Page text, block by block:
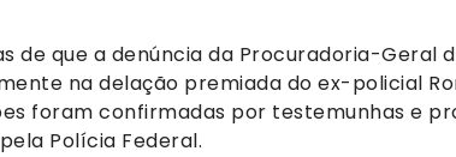
de que a denúncia da Procuradoria-Geral
na delação premiada do ex-policial
foram confirmadas por testemunhas e
Polícia Federal.